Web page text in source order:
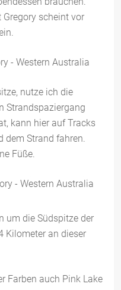
scheint vor
nutze ich die
Strandspaziergang
kann hier auf Tracks
dem Strand fahren.
Füße.
um die Südspitze der
Kilometer an dieser